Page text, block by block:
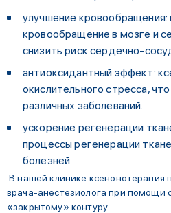
улучшение кровообращения:
кровообращение в мозге и
снизить риск сердечно-
антиоксидантный эффект:
окислительного стресса,
различных заболеваний.
ускорение регенерации
процессы регенерации
болезней.
В нашей клинике ксенонотерапия
врача-анестезиолога при помощи
«закрытому» контуру.